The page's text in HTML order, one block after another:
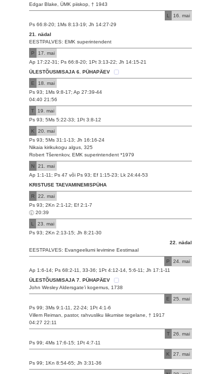
Edgar Blake, ÜMK piiskop, † 1943
L
16. mai
Ps 66:8-20; 1Ms 8:13-19; Jh 14:27-29
21. nädal
EESTPALVES: EMK superintendent
P
17. mai
Ap 17:22-31; Ps 66:8-20; 1Pt 3:13-22; Jh 14:15-21
ÜLESTÕUSMISAJA 6. PÜHAPÄEV
E
18. mai
Ps 93; 1Ms 9:8-17; Ap 27:39-44
04:40 21:56
T
19. mai
Ps 93; 5Ms 5:22-33; 1Pt 3:8-12
K
20. mai
Ps 93; 5Ms 31:1-13; Jh 16:16-24
Nikaia kirikukogu algus, 325
Robert Tšerenkov, EMK superintendent *1979
N
21. mai
Ap 1:1-11; Ps 47 või Ps 93; Ef 1:15-23; Lk 24:44-53
KRISTUSE TAEVAMINEMISPÜHA
R
22. mai
Ps 93; 2Kn 2:1-12; Ef 2:1-7
20:39
L
23. mai
Ps 93; 2Kn 2:13-15; Jh 8:21-30
22. nädal
EESTPALVES: Evangeeliumi levimine Eestimaal
P
24. mai
Ap 1:6-14; Ps 68:2-11, 33-36; 1Pt 4:12-14, 5:6-11; Jh 17:1-11
ÜLESTÕUSMISAJA 7. PÜHAPÄEV
John Wesley Aldersgate’i kogemus, 1738
E
25. mai
Ps 99; 3Ms 9:1-11, 22-24; 1Pt 4:1-6
Villem Reiman, pastor, rahvusliku liikumise tegelane, † 1917
04:27 22:11
T
26. mai
Ps 99; 4Ms 17:6-15; 1Pt 4:7-11
K
27. mai
Ps 99; 1Kn 8:54-65; Jh 3:31-36